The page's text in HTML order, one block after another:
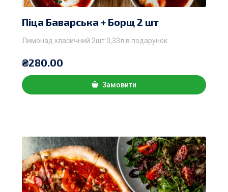
Піца Баварська + Борщ 2 шт
Лимонад класичний 2шт 0,33л в подарунок
₴280.00
Замовити